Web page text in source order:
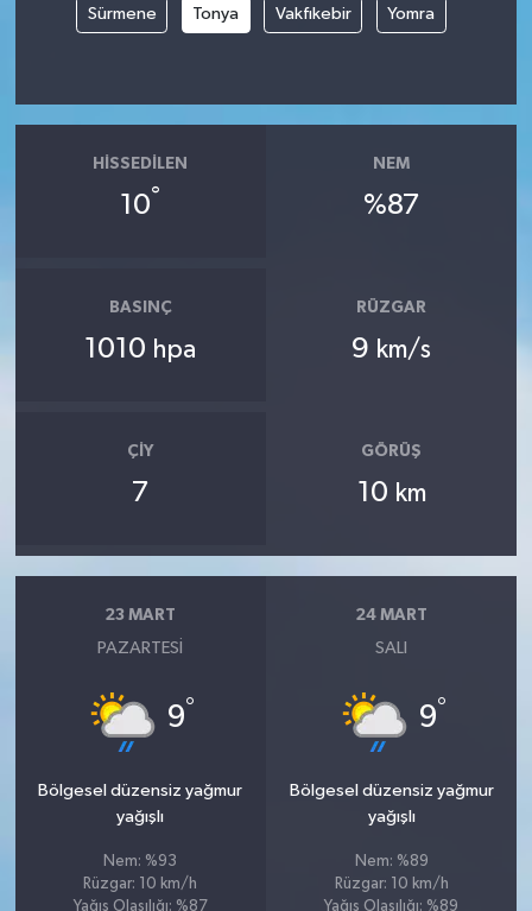
Sürmene Tonya Vakfıkebir Yomra
HISSEDILEN
10°
NEM
%87
BASINÇ
1010 hpa
RÜZGAR
9 km/s
ÇIY
7
GÖRÜŞ
10 km
23 MART
PAZARTESI
9°
Bölgesel düzensiz yağmur
yağışlı
Nem: %93
Rüzgar: 10 km/h
Yağış Olasılığı: %87
24 MART
SALI
9°
Bölgesel düzensiz yağmur
yağışlı
Nem: %89
Rüzgar: 10 km/h
Yağış Olasılığı: %89